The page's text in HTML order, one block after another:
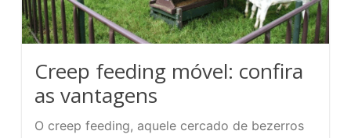
para
gado
Creep feeding móvel: confira
as vantagens
O creep feeding, aquele cercado de bezerros